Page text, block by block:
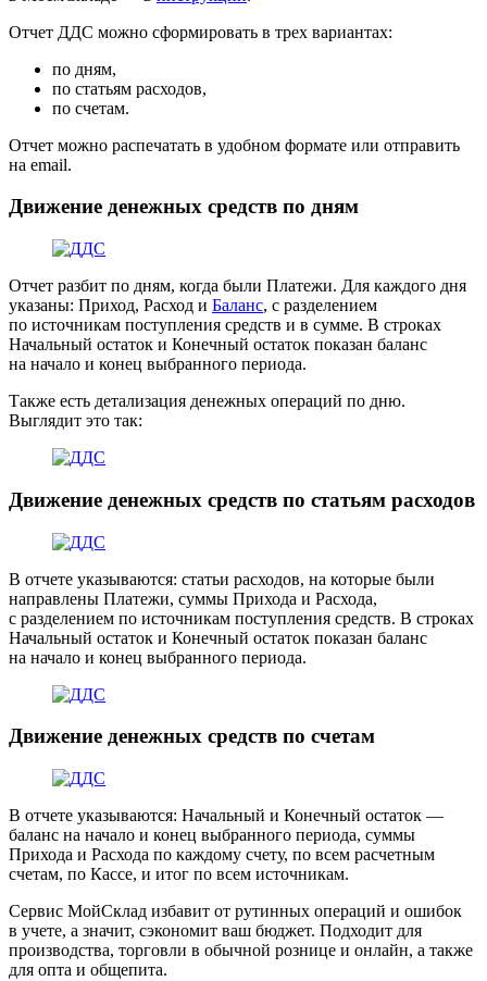
Отчет ДДС можно сформировать в трех вариантах:
по дням,
по статьям расходов,
по счетам.
Отчет можно распечатать в удобном формате или отправить
на email.
Движение денежных средств по дням
Отчет разбит по дням, когда были Платежи. Для каждого дня
указаны: Приход, Расход и Баланс, с разделением
по источникам поступления средств и в сумме. В строках
Начальный остаток и Конечный остаток показан баланс
на начало и конец выбранного периода.
Также есть детализация денежных операций по дню.
Выглядит это так:
Движение денежных средств по статьям расходов
В отчете указываются: статьи расходов, на которые были
направлены Платежи, суммы Прихода и Расхода,
с разделением по источникам поступления средств. В строках
Начальный остаток и Конечный остаток показан баланс
на начало и конец выбранного периода.
Движение денежных средств по счетам
В отчете указываются: Начальный и Конечный остаток —
баланс на начало и конец выбранного периода, суммы
Прихода и Расхода по каждому счету, по всем расчетным
счетам, по Кассе, и итог по всем источникам.
Сервис МойСклад избавит от рутинных операций и ошибок
в учете, а значит, сэкономит ваш бюджет. Подходит для
производства, торговли в обычной рознице и онлайн, а также
для опта и общепита.